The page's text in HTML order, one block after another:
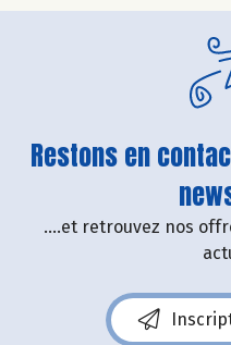
Restons en
....et retrouvez nos